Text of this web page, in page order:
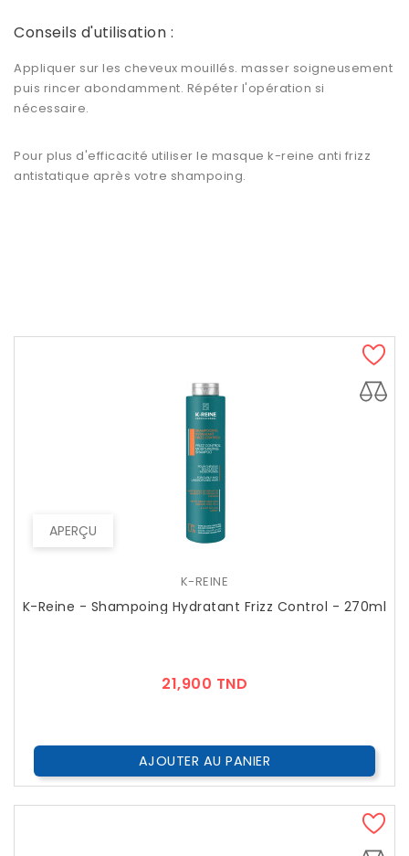
Conseils d'utilisation :
Appliquer sur les cheveux mouillés. masser soigneusement
puis rincer abondamment. Répéter l'opération si
nécessaire.
Pour plus d'efficacité utiliser le masque k-reine anti frizz
antistatique après votre shampoing.
APERÇU
K-REINE
K-Reine - Shampoing Hydratant Frizz Control - 270ml
21,900 TND
AJOUTER AU PANIER